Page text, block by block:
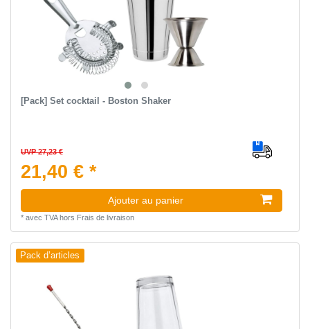
[Pack] Set cocktail - Boston Shaker
UVP 27,23 €
21,40 € *
Ajouter au panier
* avec TVAhors Frais de livraison
Pack d’articles